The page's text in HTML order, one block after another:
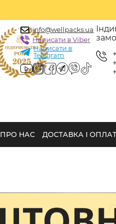
info@wellpacks.ua
Написати в Viber
Написати в
Telegram
ПРО НАС ДОСТАВКА І